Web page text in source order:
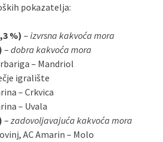
pokazatelja:
%) – izvrsna kakvoća mora
– dobra kakvoća mora
– Mandriol
igralište
– Crkvica
– Uvala
– zadovoljavajuća kakvoća mora
AC Amarin – Molo